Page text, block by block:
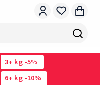
3 kg -5%
6
kg -10%